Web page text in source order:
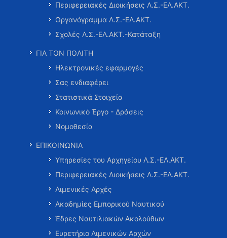
Περιφερειακές Διοικήσεις Λ.Σ.-ΕΛ.ΑΚΤ.
Οργανόγραμμα Λ.Σ.-ΕΛ.ΑΚΤ.
Σχολές Λ.Σ.-ΕΛ.ΑΚΤ.-Κατάταξη
ΓΙΑ ΤΟΝ ΠΟΛΙΤΗ
Ηλεκτρονικές εφαρμογές
Σας ενδιαφέρει
Στατιστικά Στοιχεία
Κοινωνικό Έργο - Δράσεις
Νομοθεσία
ΕΠΙΚΟΙΝΩΝΙΑ
Υπηρεσίες του Αρχηγείου Λ.Σ.-ΕΛ.ΑΚΤ.
Περιφερειακές Διοικήσεις Λ.Σ.-ΕΛ.ΑΚΤ.
Λιμενικές Αρχές
Ακαδημίες Εμπορικού Ναυτικού
Έδρες Ναυτιλιακών Ακολούθων
Ευρετήριο Λιμενικών Αρχών